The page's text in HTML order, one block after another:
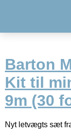
Barton
Kit til
9m (30
Nyt letvægts sæt